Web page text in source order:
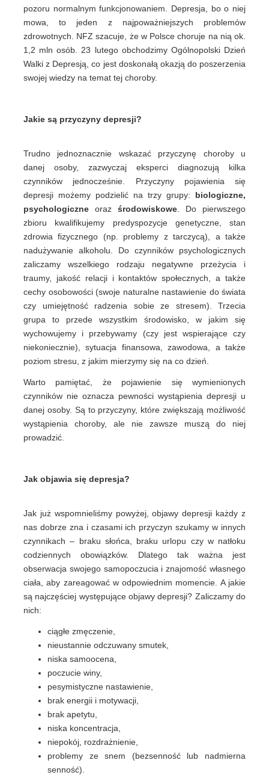
pozoru normalnym funkcjonowaniem. Depresja, bo o niej
mowa, to jeden z najpoważniejszych problemów
zdrowotnych. NFZ szacuje, że w Polsce choruje na nią ok.
1,2 mln osób. 23 lutego obchodzimy Ogólnopolski Dzień
Walki z Depresją, co jest doskonałą okazją do poszerzenia
swojej wiedzy na temat tej choroby.
Jakie są przyczyny depresji?
Trudno jednoznacznie wskazać przyczynę choroby u
danej osoby, zazwyczaj eksperci diagnozują kilka
czynników jednocześnie. Przyczyny pojawienia się
depresji możemy podzielić na trzy grupy: biologiczne,
psychologiczne oraz środowiskowe. Do pierwszego
zbioru kwalifikujemy predyspozycje genetyczne, stan
zdrowia fizycznego (np. problemy z tarczycą), a także
nadużywanie alkoholu. Do czynników psychologicznych
zaliczamy wszelkiego rodzaju negatywne przeżycia i
traumy, jakość relacji i kontaktów społecznych, a także
cechy osobowości (swoje naturalne nastawienie do świata
czy umiejętność radzenia sobie ze stresem). Trzecia
grupa to przede wszystkim środowisko, w jakim się
wychowujemy i przebywamy (czy jest wspierające czy
niekoniecznie), sytuacja finansowa, zawodowa, a także
poziom stresu, z jakim mierzymy się na co dzień.
Warto pamiętać, że pojawienie się wymienionych
czynników nie oznacza pewności wystąpienia depresji u
danej osoby. Są to przyczyny, które zwiększają możliwość
wystąpienia choroby, ale nie zawsze muszą do niej
prowadzić.
Jak objawia się depresja?
Jak już wspomnieliśmy powyżej, objawy depresji każdy z
nas dobrze zna i czasami ich przyczyn szukamy w innych
czynnikach – braku słońca, braku urlopu czy w natłoku
codziennych obowiązków. Dlatego tak ważna jest
obserwacja swojego samopoczucia i znajomość własnego
ciała, aby zareagować w odpowiednim momencie. A jakie
są najczęściej występujące objawy depresji? Zaliczamy do
nich:
ciągłe zmęczenie,
nieustannie odczuwany smutek,
niska samoocena,
poczucie winy,
pesymistyczne nastawienie,
brak energii i motywacji,
brak apetytu,
niska koncentracja,
niepokój, rozdrażnienie,
problemy ze snem (bezsenność lub nadmierna
senność).